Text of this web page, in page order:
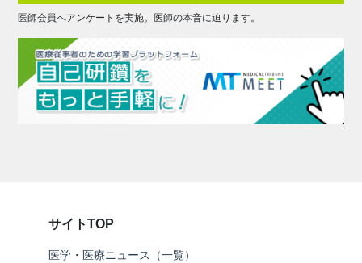
医師会員へアンケートを実施。医師の本音に迫ります。
サイトTOP
医学・医療ニュース（一覧）